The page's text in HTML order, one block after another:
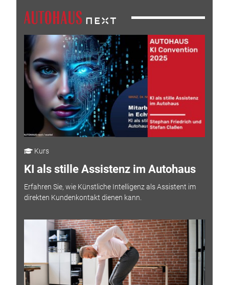
Kurs
KI als stille Assistenz im Autohaus
Erfahren Sie, wie Künstliche Intelligenz als Assistent im
direkten Kundenkontakt dienen kann.